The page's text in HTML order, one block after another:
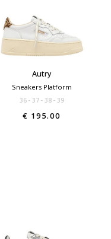
Autry
Sneakers Platform
36 37 38 39
€ 195.00